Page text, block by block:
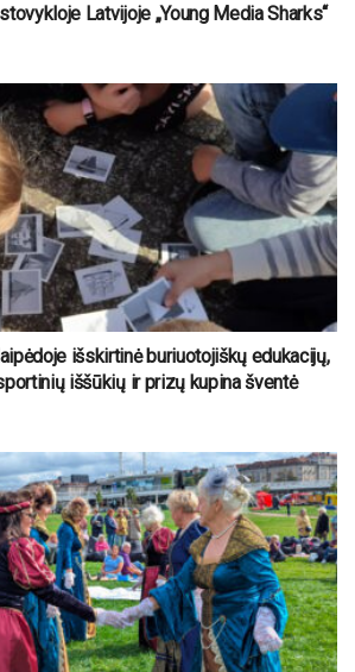
Latvijoje „Young Media Sharks“
išskirtinė buriuotojiškų edukacijų,
iššūkių ir prizų kupina šventė